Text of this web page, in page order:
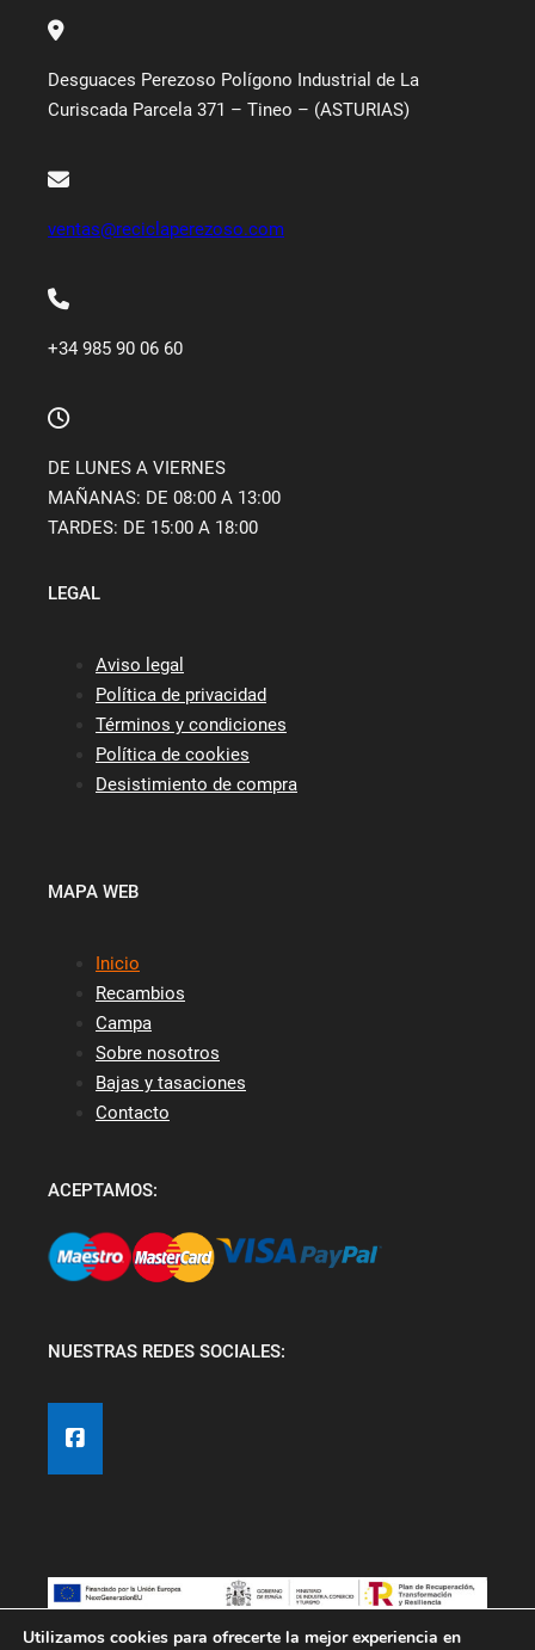
Desguaces Perezoso Polígono Industrial de La
Curiscada Parcela 371 – Tineo – (ASTURIAS)
ventas@reciclaperezoso.com
+34 985 90 06 60
DE LUNES A VIERNES
MAÑANAS: DE 08:00 A 13:00
TARDES: DE 15:00 A 18:00
LEGAL
Aviso legal
Política de privacidad
Términos y condiciones
Política de cookies
Desistimiento de compra
MAPA WEB
Inicio
Recambios
Campa
Sobre nosotros
Bajas y tasaciones
Contacto
ACEPTAMOS:
NUESTRAS REDES SOCIALES:
Utilizamos cookies para ofrecerte la mejor experiencia en